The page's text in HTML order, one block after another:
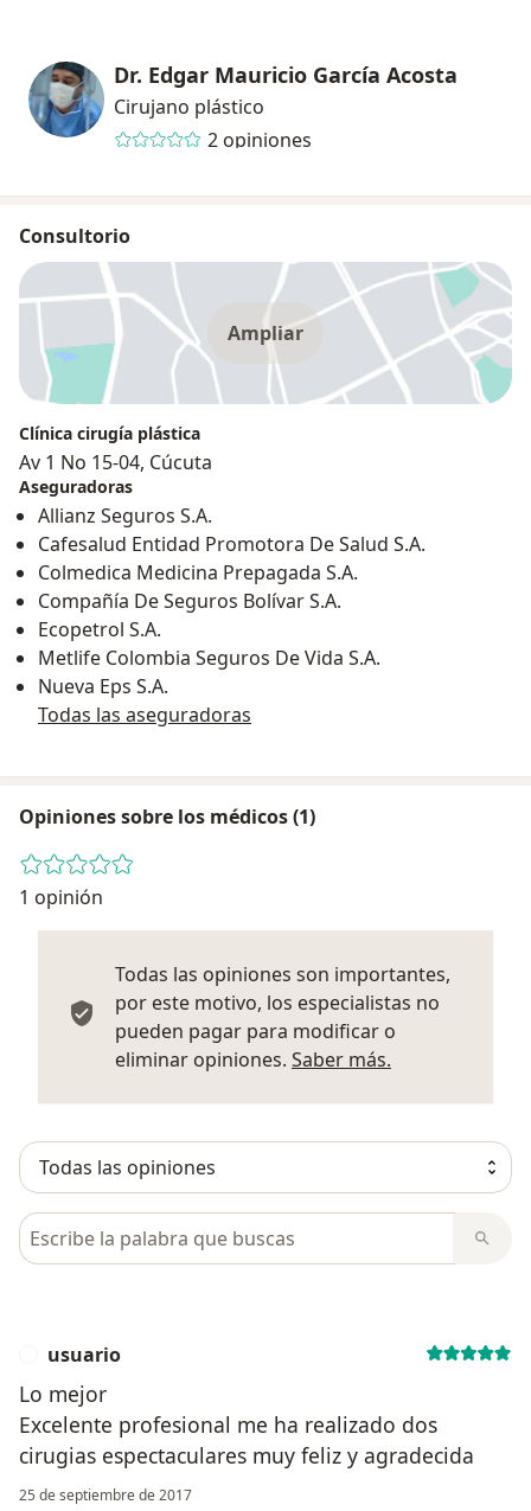
Dr. Edgar Mauricio García Acosta
Cirujano plástico
2 opiniones
Consultorio
Ampliar
Clínica cirugía plástica
Av 1 No 15-04, Cúcuta
Aseguradoras
Allianz Seguros S.A.
Cafesalud Entidad Promotora De Salud S.A.
Colmedica Medicina Prepagada S.A.
Compañía De Seguros Bolívar S.A.
Ecopetrol S.A.
Metlife Colombia Seguros De Vida S.A.
Nueva Eps S.A.
Todas las aseguradoras
Opiniones sobre los médicos (1)
1 opinión
Todas las opiniones son importantes,
por este motivo, los especialistas no
pueden pagar para modificar o
eliminar opiniones. Saber más.
Busca en opiniones
usuario
Lo mejor
Excelente profesional me ha realizado dos
cirugias espectaculares muy feliz y agradecida
25 de septiembre de 2017